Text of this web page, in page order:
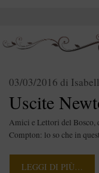
Uscite
03/03/2016 di
Amici e Lettori del
Compton: lo so che in
LEGGI DI PIÙ…